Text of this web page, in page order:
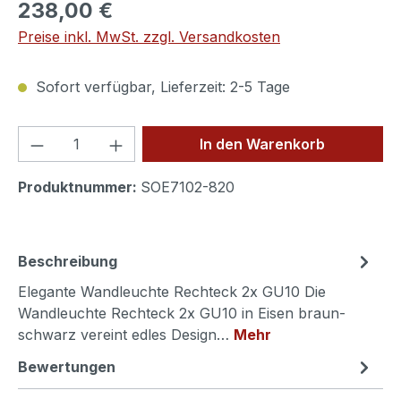
238,00 €
Preise inkl. MwSt. zzgl. Versandkosten
Sofort verfügbar, Lieferzeit: 2-5 Tage
Produkt Anzahl: Gib denIn den Warenkorb
Produktnummer: SOE7102-820
Beschreibung
Elegante Wandleuchte Rechteck 2x GU10 Die
Wandleuchte Rechteck 2x GU10 in Eisen braun-
schwarz vereint edles Design… Mehr
Bewertungen